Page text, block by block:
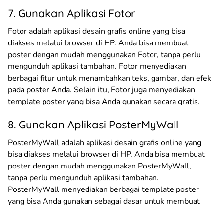
7. Gunakan Aplikasi Fotor
Fotor adalah aplikasi desain grafis online yang bisa
diakses melalui browser di HP. Anda bisa membuat
poster dengan mudah menggunakan Fotor, tanpa perlu
mengunduh aplikasi tambahan. Fotor menyediakan
berbagai fitur untuk menambahkan teks, gambar, dan efek
pada poster Anda. Selain itu, Fotor juga menyediakan
template poster yang bisa Anda gunakan secara gratis.
8. Gunakan Aplikasi PosterMyWall
PosterMyWall adalah aplikasi desain grafis online yang
bisa diakses melalui browser di HP. Anda bisa membuat
poster dengan mudah menggunakan PosterMyWall,
tanpa perlu mengunduh aplikasi tambahan.
PosterMyWall menyediakan berbagai template poster
yang bisa Anda gunakan sebagai dasar untuk membuat